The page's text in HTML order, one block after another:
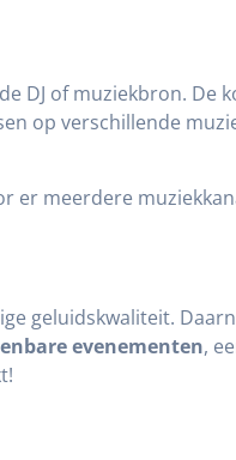
DJ of muziekbron.
op verschillende
meerdere
geluidskwaliteit.
evenementen,